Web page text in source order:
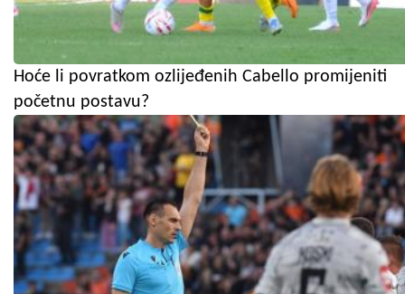
Hoće li povratkom ozlijeđenih Cabello promijeniti
početnu postavu?